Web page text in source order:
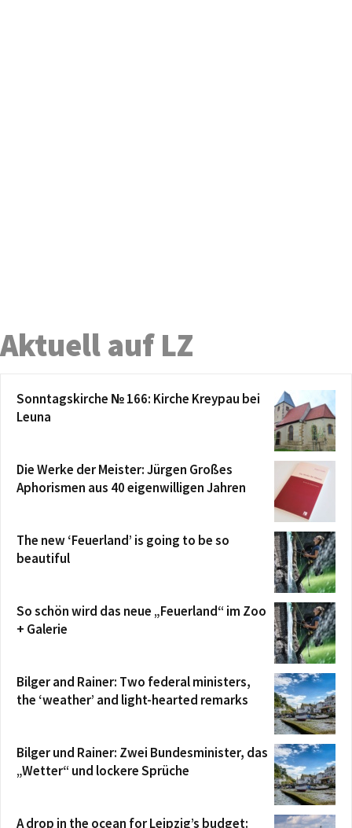
Aktuell auf LZ
Sonntagskirche № 166: Kirche Kreypau bei
Leuna
Die Werke der Meister: Jürgen Großes
Aphorismen aus 40 eigenwilligen Jahren
The new ‘Feuerland’ is going to be so
beautiful
So schön wird das neue „Feuerland“ im Zoo
+ Galerie
Bilger and Rainer: Two federal ministers,
the ‘weather’ and light-hearted remarks
Bilger und Rainer: Zwei Bundesminister, das
„Wetter“ und lockere Sprüche
A drop in the ocean for Leipzig’s budget: